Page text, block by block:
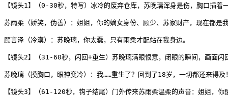
【镜头1】（0-30秒，特写）冰冷的废弃仓库，苏晚璃浑身是伤，胸口插
苏雨柔（娇笑，伪善）：姐姐，你的嫡女身份、顾少、苏家财产，现在都是
顾言泽（冷漠）：苏晚璃，你太蠢，只有雨柔才配站在我身边。
【镜头2】（31-60秒，闪回+重生）苏晚璃满眼恨意，闭眼的瞬间，画面
苏晚璃（摸胸口，眼神变冷）：我……重生了？回到了18岁，一切都还来得及
【镜头3】（61-120秒，钩子结尾）门外传来苏雨柔温柔的声音：姐姐，